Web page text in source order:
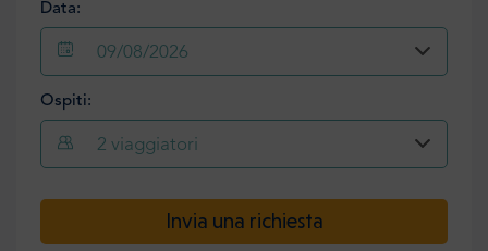
Data:
09/08/2026
Ospiti:
2 viaggiatori
Invia una richiesta